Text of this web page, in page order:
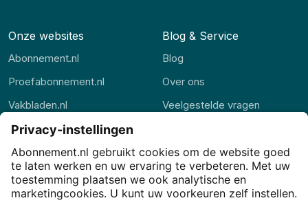
Onze websites
Abonnement.nl
Proefabonnement.nl
Vakbladen.nl
Abonnement.be
Thuisstudie.nl
Blog & Service
Blog
Over ons
Veelgestelde vragen